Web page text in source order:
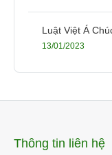
Luật Việt Á
13/01/2023
Thông tin liên hệ